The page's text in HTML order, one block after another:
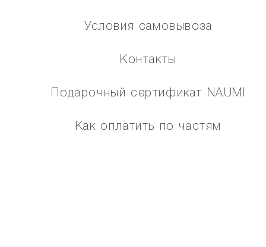
Условия самовывоза
Контакты
Подарочный сертификат NAUMI
Как оплатить по частям